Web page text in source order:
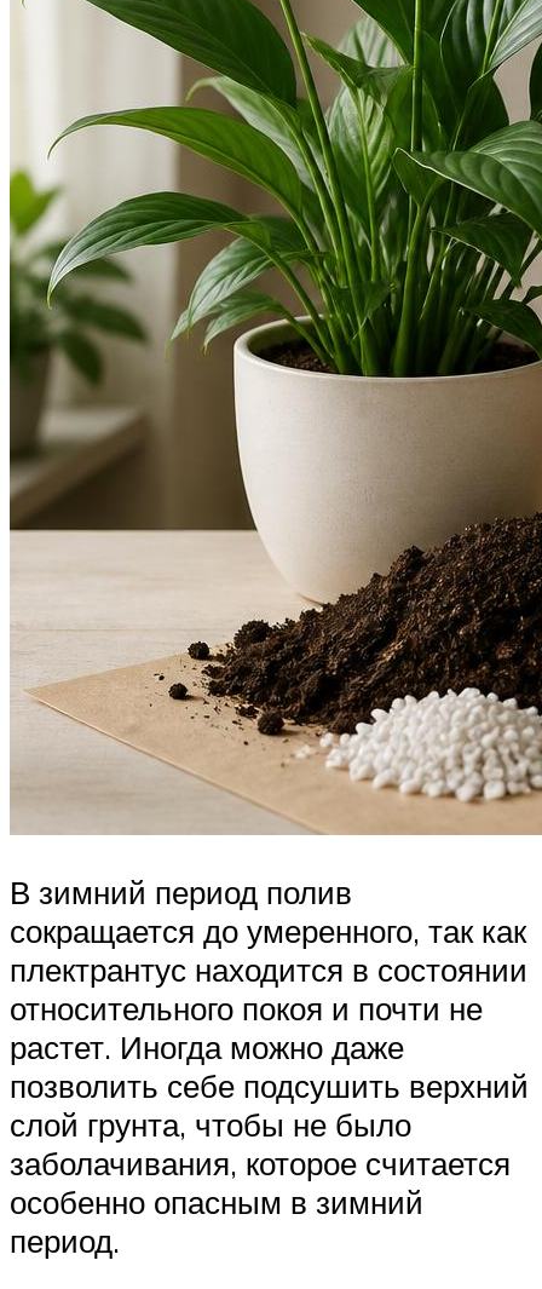
В зимний период полив
сокращается до умеренного, так как
плектрантус находится в состоянии
относительного покоя и почти не
растет. Иногда можно даже
позволить себе подсушить верхний
слой грунта, чтобы не было
заболачивания, которое считается
особенно опасным в зимний
период.